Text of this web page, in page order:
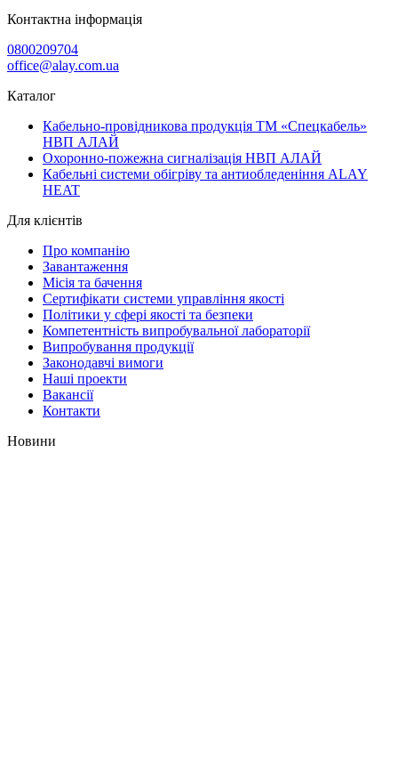
Контактна інформація
0800209704
office@alay.com.ua
Каталог
Кабельно-провідникова продукція ТМ «Спецкабель»
НВП АЛАЙ
Охоронно-пожежна сигналізація НВП АЛАЙ
Кабельні системи обігріву та антиобледеніння ALAY
HEAT
Для клієнтів
Про компанію
Завантаження
Місія та бачення
Сертифікати системи управління якості
Політики у сфері якості та безпеки
Компетентність випробувальної лабораторії
Випробування продукції
Законодавчі вимоги
Наші проекти
Вакансії
Контакти
Новини